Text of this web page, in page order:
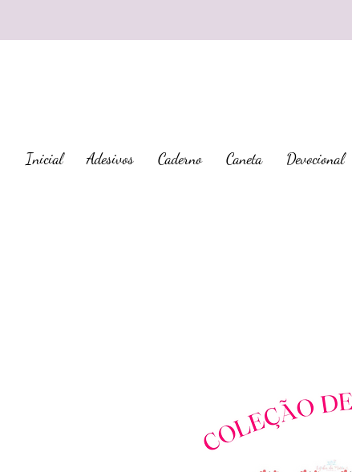
Inicial Adesivos Caderno Caneta Devocional